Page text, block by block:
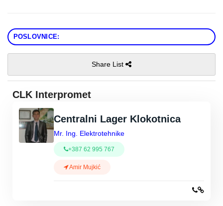
POSLOVNICE:
Share List
CLK Interpromet
Centralni Lager Klokotnica
Mr. Ing. Elektrotehnike
+387 62 995 767
Amir Mujkić